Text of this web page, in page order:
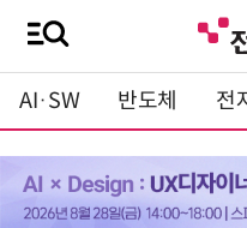
AI·SW 반도체 전